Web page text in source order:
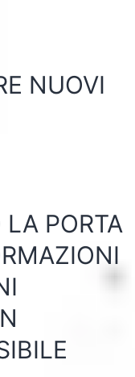
NUOVI
LA PORTA